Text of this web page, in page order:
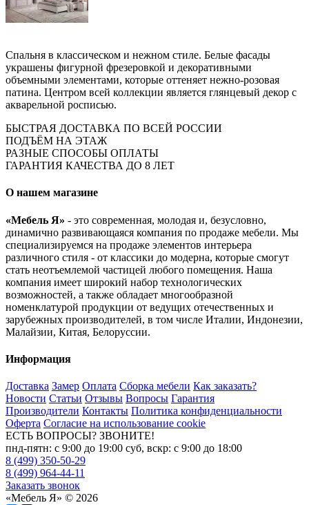
Спальня в классическом и нежном стиле. Белые фасады
украшены фигурной фрезеровкой и декоративными
объемными элементами, которые оттеняет нежно-розовая
патина. Центром всей коллекции является глянцевый декор с
акварельной росписью.
БЫСТРАЯ ДОСТАВКА ПО ВСЕЙ РОССИИ
ПОДЪЁМ НА ЭТАЖ
РАЗНЫЕ СПОСОБЫ ОПЛАТЫ
ГАРАНТИЯ КАЧЕСТВА ДО 8 ЛЕТ
О нашем магазине
«Мебель Я» - это современная, молодая и, безусловно,
динамично развивающаяся компания по продаже мебели. Мы
специализируемся на продаже элементов интерьера
различного стиля - от классики до модерна, которые смогут
стать неотъемлемой частицей любого помещения. Наша
компания имеет широкий набор технологических
возможностей, а также обладает многообразной
номенклатурой продукции от ведущих отечественных и
зарубежных производителей, в том числе Италии, Индонезии,
Малайзии, Китая, Белоруссии.
Информация
Доставка Замер Оплата Сборка мебели Как заказать?
Новости Статьи Отзывы Вопросы Гарантия
Производители Контакты Политика конфиденциальности
Оферта Согласие на использование cookie
ЕСТЬ ВОПРОСЫ? ЗВОНИТЕ!
пнд-пятн: с 9:00 до 19:00 суб, вскр: с 9:00 до 18:00
8 (499) 350-50-29
8 (499) 964-44-11
Заказать звонок
«Мебель Я» © 2026